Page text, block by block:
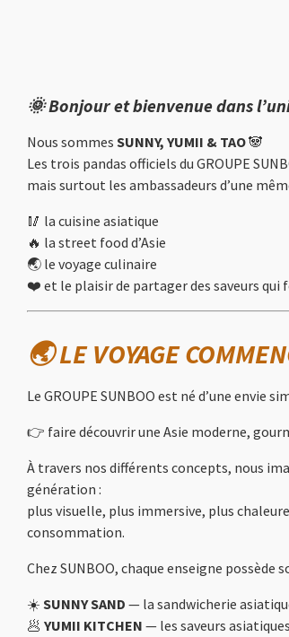
🌞 Bonjour et bienvenue dans
Nous sommes SUNNY, YUMII & TAO🐼
Les trois pandas officiels du GROUPE
mais surtout les ambassadeurs d’une
🥢 la cuisine asiatique
🔥 la street food d’Asie
🌏 le voyage culinaire
❤️ et le plaisir de partager des saveurs qui
🌏 LE VOYAGE
Le GROUPE SUNBOO est né d’une envie
👉 faire découvrir une Asie moderne,
À travers nos différents concepts, nous
génération :
plus visuelle, plus immersive, plus
consommation.
Chez SUNBOO, chaque enseigne possède
☀️ SUNNY SAND — la sandwicherie
🥟 YUMII KITCHEN — les saveurs